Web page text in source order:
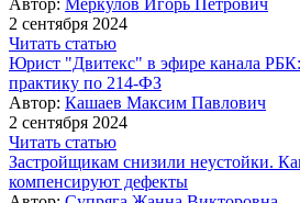
Автор: Меркулов Игорь Петрович
2 сентября 2024
Читать статью
Юрист "Двитекс" в эфире канала
практику по 214-ФЗ
Автор: Кашаев Максим Павлович
2 сентября 2024
Читать статью
Застройщикам снизили неустойки.
компенсируют дефекты